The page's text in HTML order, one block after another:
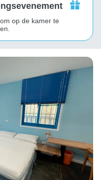
op de kamer te